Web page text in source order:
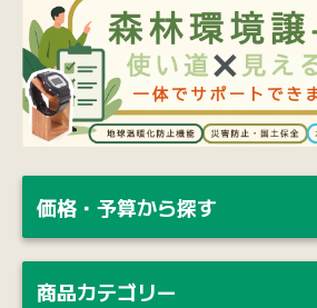
価格・予算から探す
商品カテゴリー